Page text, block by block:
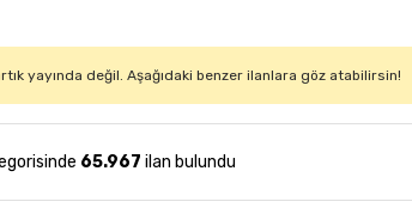
yayında değil. Aşağıdaki benzer ilanlara göz atabilirsin!
65.967 ilan bulundu